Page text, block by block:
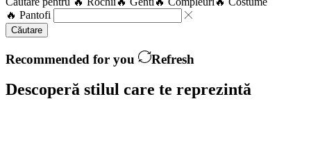
🔥 Pantofi
Căutare
Recommended for you Refresh
Descoperă stilul care te reprezintă